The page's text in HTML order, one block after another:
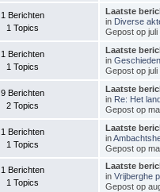
1 Berichten
1 Topics
Laatste
in Diverse
Gepost op
1 Berichten
1 Topics
Laatste
in
Gepost op
9 Berichten
2 Topics
Laatste
in Re: Het
Gepost op
1 Berichten
1 Topics
Laatste
in
Gepost op
1 Berichten
1 Topics
Laatste
inVrijberghe
Gepost op